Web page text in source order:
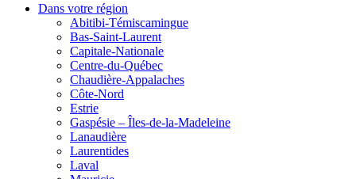
Dans votre région
Abitibi-Témiscamingue
Bas-Saint-Laurent
Capitale-Nationale
Centre-du-Québec
Chaudière-Appalaches
Côte-Nord
Estrie
Gaspésie – Îles-de-la-Madeleine
Lanaudière
Laurentides
Laval